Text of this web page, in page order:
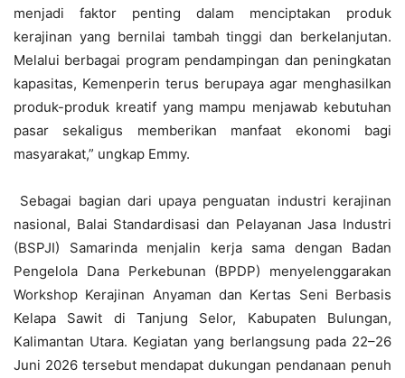
menjadi faktor penting dalam menciptakan produk
kerajinan yang bernilai tambah tinggi dan berkelanjutan.
Melalui berbagai program pendampingan dan peningkatan
kapasitas, Kemenperin terus berupaya agar menghasilkan
produk-produk kreatif yang mampu menjawab kebutuhan
pasar sekaligus memberikan manfaat ekonomi bagi
masyarakat,” ungkap Emmy.
Sebagai bagian dari upaya penguatan industri kerajinan
nasional, Balai Standardisasi dan Pelayanan Jasa Industri
(BSPJI) Samarinda menjalin kerja sama dengan Badan
Pengelola Dana Perkebunan (BPDP) menyelenggarakan
Workshop Kerajinan Anyaman dan Kertas Seni Berbasis
Kelapa Sawit di Tanjung Selor, Kabupaten Bulungan,
Kalimantan Utara. Kegiatan yang berlangsung pada 22–26
Juni 2026 tersebut mendapat dukungan pendanaan penuh